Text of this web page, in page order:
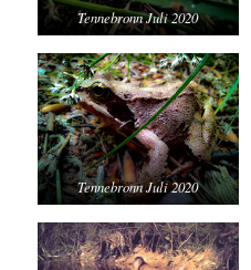
Tennebronn Juli 2020
Tennebronn Juli 2020